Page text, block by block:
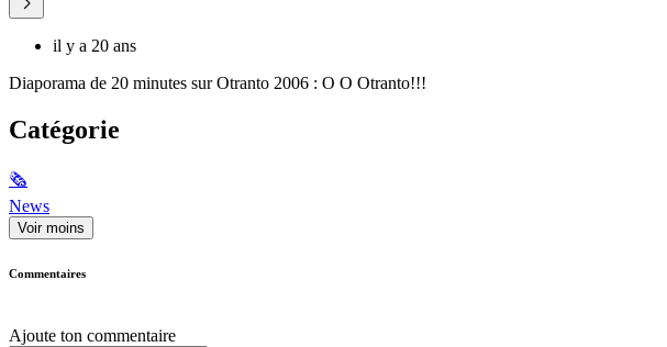
il y a 20 ans
Diaporama de 20 minutes sur Otranto 2006 : O O Otranto!!!
Catégorie
🗞
News
Voir moins
Commentaires
Ajoute ton commentaire